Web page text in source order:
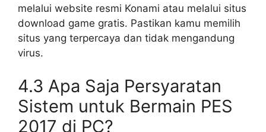
melalui website resmi Konami atau melalui situs
download game gratis. Pastikan kamu memilih
situs yang terpercaya dan tidak mengandung
virus.
4.3 Apa Saja Persyaratan
Sistem untuk Bermain PES
2017 di PC?